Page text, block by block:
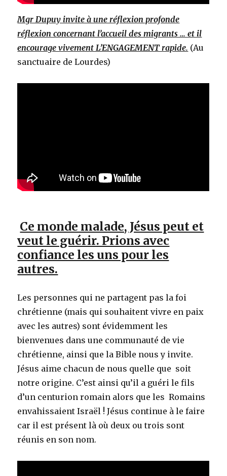
Mgr Dupuy invite à une réflexion profonde
réflexion concernant l’accueil des migrants … et il
encourage vivement L’ENGAGEMENT rapide. (Au
sanctuaire de Lourdes)
Ce monde malade, Jésus peut et
veut le guérir. Prions avec
confiance les uns pour les
autres.
Les personnes qui ne partagent pas la foi
chrétienne (mais qui souhaitent vivre en paix
avec les autres) sont évidemment les
bienvenues dans une communauté de vie
chrétienne, ainsi que la Bible nous y invite.
Jésus aime chacun de nous quelle que soit
notre origine. C’est ainsi qu’il a guéri le fils
d’un centurion romain alors que les Romains
envahissaient Israël ! Jésus continue à le faire
car il est présent là où deux ou trois sont
réunis en son nom.